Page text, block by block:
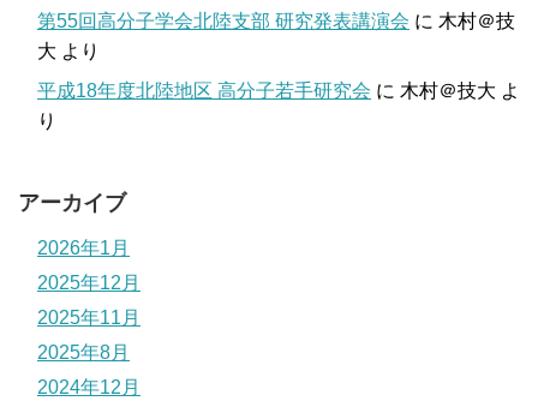
第55回高分子学会北陸支部 研究発表講演会 に 木村＠技
大 より
平成18年度北陸地区 高分子若手研究会 に 木村＠技大 よ
り
アーカイブ
2026年1月
2025年12月
2025年11月
2025年8月
2024年12月